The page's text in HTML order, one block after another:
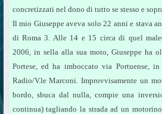
concretizzati nel dono di tutto se stesso e
Il mio Giuseppe aveva solo 22 anni e stava
di Roma 3. Alle 14 e 15 circa di quel
2006, in sella alla sua moto, Giuseppe ha
Portese, ed ha imboccato via Portuense,
Radio/V.le Marconi. Improvvisamente un
bordo, sbuca dal nulla, compie una
continua) tagliando la strada ad un